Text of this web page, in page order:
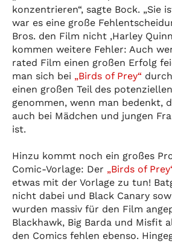
konzentrieren“, sagte Bock. „Sie
war es eine große
Bros. den Film nicht ‚Harley
kommen weitere Fehler: Auch
rated Film einen großen Erfolg
man sich bei „Birds of Prey“
einen großen Teil des
genommen, wenn man bedenkt,
auch bei Mädchen und jungen
ist.
Hinzu kommt noch ein großes
Comic-Vorlage: Der „Birds of
etwas mit der Vorlage zu tun!
nicht dabei und Black Canary
wurden massiv für den Film
Blackhawk, Big Barda und Misfit
den Comics fehlen ebenso.